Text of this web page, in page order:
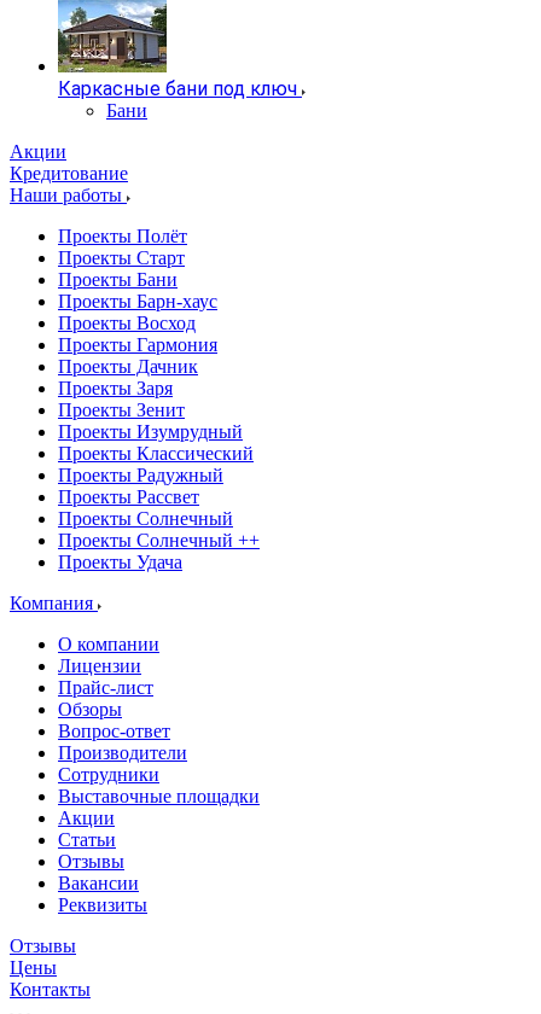
Каркасные бани под ключ
Бани
Акции
Кредитование
Наши работы
Проекты Полёт
Проекты Старт
Проекты Бани
Проекты Барн-хаус
Проекты Восход
Проекты Гармония
Проекты Дачник
Проекты Заря
Проекты Зенит
Проекты Изумрудный
Проекты Классический
Проекты Радужный
Проекты Рассвет
Проекты Солнечный
Проекты Солнечный ++
Проекты Удача
Компания
О компании
Лицензии
Прайс-лист
Обзоры
Вопрос-ответ
Производители
Сотрудники
Выставочные площадки
Акции
Статьи
Отзывы
Вакансии
Реквизиты
Отзывы
Цены
Контакты